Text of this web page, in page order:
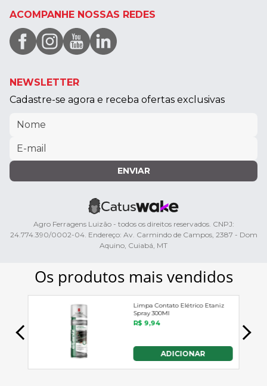
ACOMPANHE NOSSAS REDES
NEWSLETTER
Cadastre-se agora e receba ofertas exclusivas
ENVIAR
Agro Ferragens Luizão - todos os direitos reservados. CNPJ:
24.774.390/0002-04. Endereço: Av. Carmindo de Campos, 2387 - Dom
Aquino, Cuiabá, MT